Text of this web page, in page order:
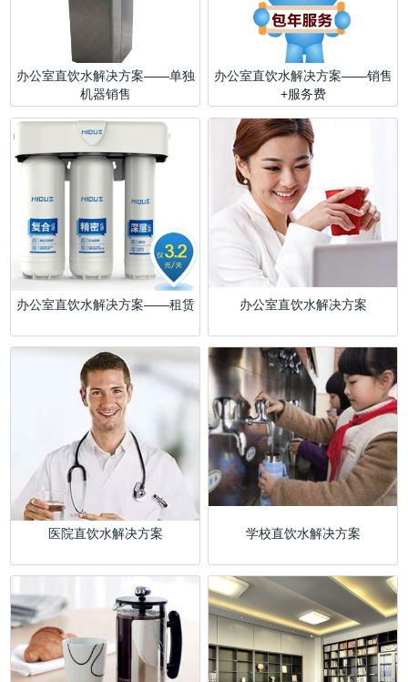
办公室直饮水解决方案——单独
机器销售
办公室直饮水解决方案——销售
+服务费
办公室直饮水解决方案——租赁 办公室直饮水解决方案
医院直饮水解决方案 学校直饮水解决方案